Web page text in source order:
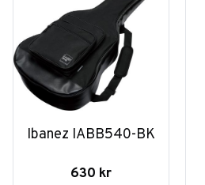
Ibanez IABB540-BK
630 kr